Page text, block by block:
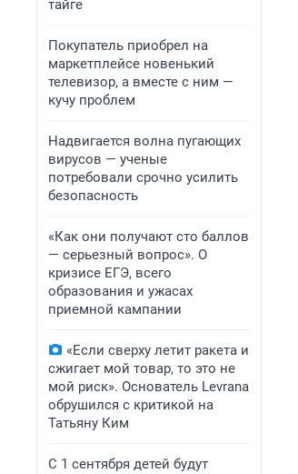
тайге
Покупатель приобрел на
маркетплейсе новенький
телевизор, а вместе с ним —
кучу проблем
Надвигается волна пугающих
вирусов — ученые
потребовали срочно усилить
безопасность
«Как они получают сто баллов
— серьезный вопрос». О
кризисе ЕГЭ, всего
образования и ужасах
приемной кампании
«Если сверху летит ракета и
сжигает мой товар, то это не
мой риск». Основатель Levrana
обрушился с критикой на
Татьяну Ким
С 1 сентября детей будут